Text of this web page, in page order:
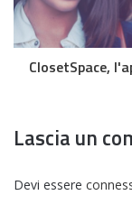
ClosetSpace,
Lascia un
Devi essere